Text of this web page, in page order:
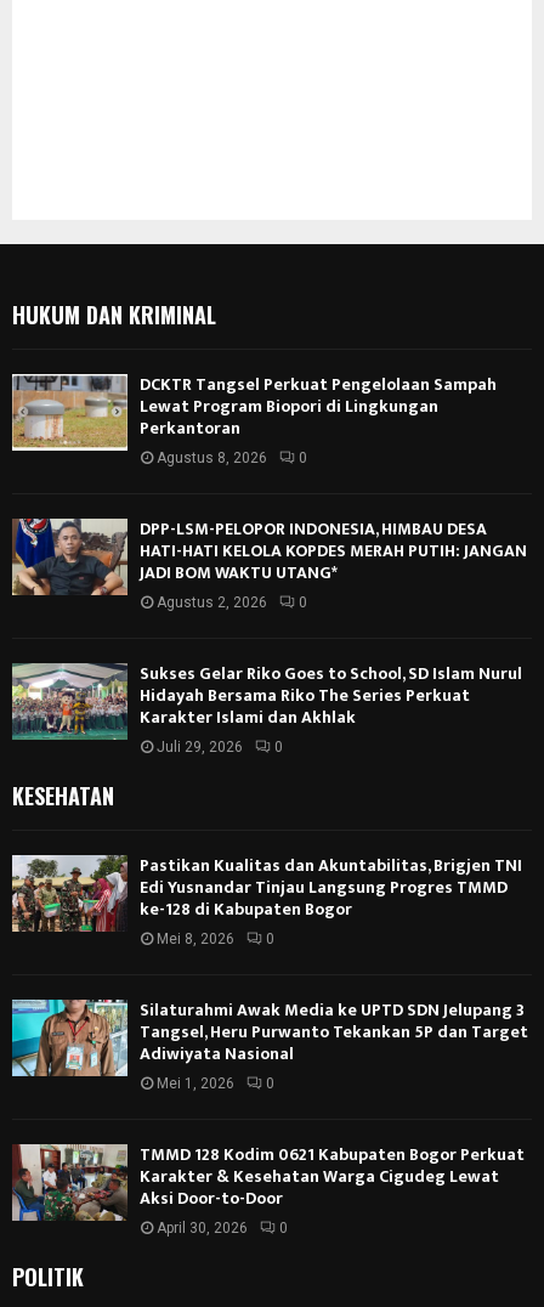
HUKUM DAN KRIMINAL
DCKTR Tangsel Perkuat Pengelolaan Sampah
Lewat Program Biopori di Lingkungan
Perkantoran
Agustus 8, 2026 0
DPP-LSM-PELOPOR INDONESIA, HIMBAU DESA
HATI-HATI KELOLA KOPDES MERAH PUTIH: JANGAN
JADI BOM WAKTU UTANG*
Agustus 2, 2026 0
Sukses Gelar Riko Goes to School, SD Islam Nurul
Hidayah Bersama Riko The Series Perkuat
Karakter Islami dan Akhlak
Juli 29, 2026 0
KESEHATAN
Pastikan Kualitas dan Akuntabilitas, Brigjen TNI
Edi Yusnandar Tinjau Langsung Progres TMMD
ke-128 di Kabupaten Bogor
Mei 8, 2026 0
Silaturahmi Awak Media ke UPTD SDN Jelupang 3
Tangsel, Heru Purwanto Tekankan 5P dan Target
Adiwiyata Nasional
Mei 1, 2026 0
TMMD 128 Kodim 0621 Kabupaten Bogor Perkuat
Karakter & Kesehatan Warga Cigudeg Lewat
Aksi Door-to-Door
April 30, 2026 0
POLITIK